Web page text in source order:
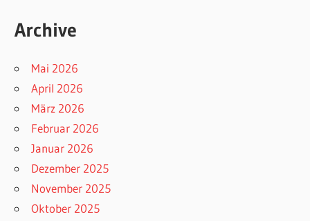
Archive
Mai 2026
April 2026
März 2026
Februar 2026
Januar 2026
Dezember 2025
November 2025
Oktober 2025